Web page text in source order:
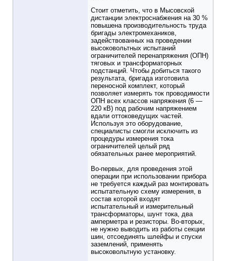
Стоит отметить, что в Мысовской
дистанции электроснабжения на 30 %
повышена производительность труда
бригады электромехаников,
задействованных на проведении
высоковольтных испытаний
ограничителей перенапряжения (ОПН)
тяговых и трансформаторных
подстанций. Чтобы добиться такого
результата, бригада изготовила
переносной комплект, который
позволяет измерять ток проводимости
ОПН всех классов напряжения (6 —
220 кВ) под рабочим напряжением
вдали оттоковедущих частей.
Используя это оборудование,
специалисты смогли исключить из
процедуры измерения тока
ограничителей целый ряд
обязательных ранее мероприятий.
Во-первых, для проведения этой
операции при использовании прибора
не требуется каждый раз монтировать
испытательную схему измерения, в
состав которой входят
испытательный и измерительный
трансформаторы, шунт тока, два
амперметра и резисторы. Во-вторых,
не нужно выводить из работы секции
шин, отсоединять шлейфы и спуски
заземлений, применять
высоковольтную установку.